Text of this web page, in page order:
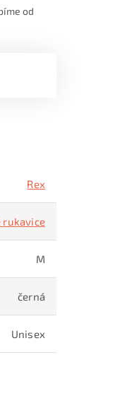
od
Rex
rukavice
M
černá
Unisex